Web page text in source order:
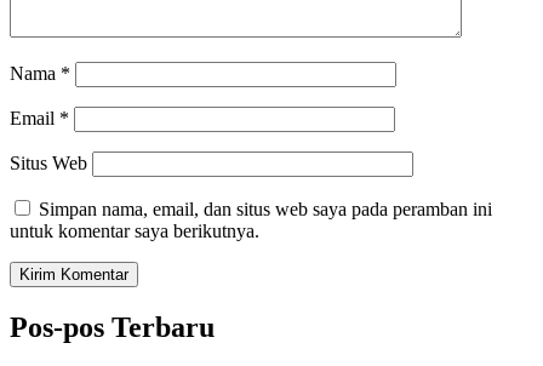
Nama *
Email *
Situs Web
Simpan nama, email, dan situs web saya pada peramban ini
untuk komentar saya berikutnya.
Pos-pos Terbaru